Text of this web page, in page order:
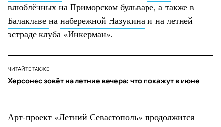
влюблённых на Приморском бульваре, а также в
Балаклаве на набережной Назукина и на летней
эстраде клуба «Инкерман».
ЧИТАЙТЕ ТАКЖЕ
Херсонес зовёт на летние вечера: что покажут в июне
Арт-проект «Летний Севастополь» продолжится